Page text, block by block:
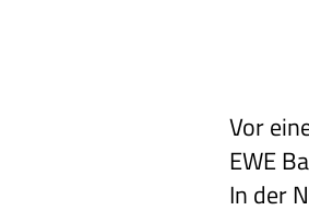
Vor
EWE
In der